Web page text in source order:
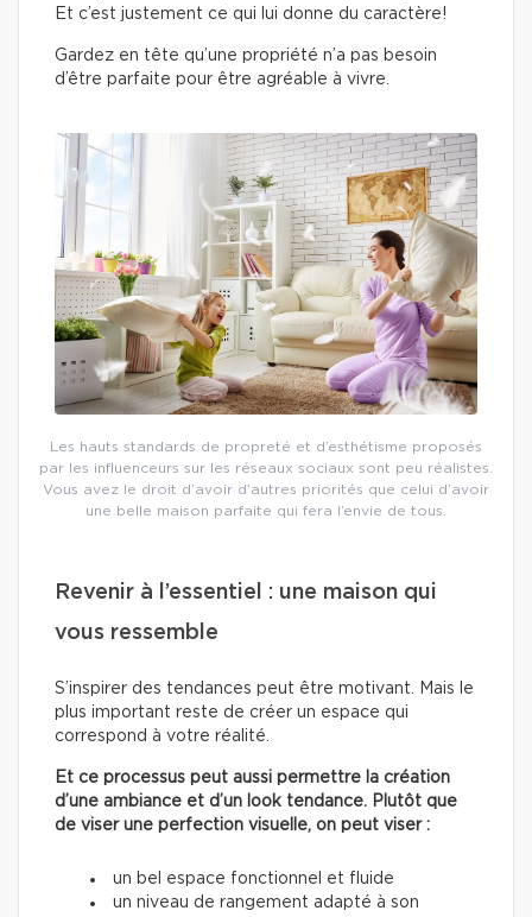
Et c’est justement ce qui lui donne du caractère!
Gardez en tête qu’une propriété n’a pas besoin
d’être parfaite pour être agréable à vivre.
Les hauts standards de propreté et d’esthétisme proposés
par les influenceurs sur les réseaux sociaux sont peu réalistes.
Vous avez le droit d’avoir d’autres priorités que celui d’avoir
une belle maison parfaite qui fera l’envie de tous.
Revenir à l’essentiel : une maison qui
vous ressemble
S’inspirer des tendances peut être motivant. Mais le
plus important reste de créer un espace qui
correspond à votre réalité.
Et ce processus peut aussi permettre la création
d’une ambiance et d’un look tendance. Plutôt que
de viser une perfection visuelle, on peut viser :
un bel espace fonctionnel et fluide
un niveau de rangement adapté à son